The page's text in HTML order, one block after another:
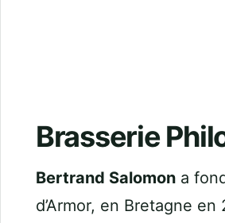
Brasserie
Bertrand Salomon a
d’Armor, en Bretagne